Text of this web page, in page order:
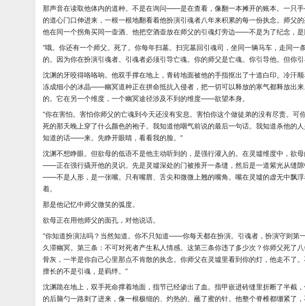
那声音在读取他体内的道种。不是在询问——是在查看，像翻一本摊开的账本。一
的道心门口伸进来，一根一根地翻看着他扮演引魂者八年来积累的每一份执念。师父
他在同一个拐角买同一壶酒、他把空酒壶放在师父的引魂灯旁边——不是为了纪念，是
“哦。你还有一个师父。死了。你每年扫墓。扫完墓回引魂司，坐同一辆马车，走同
的。因为你在扮演引魂者。引魂者必须引导亡魂。你的师父是亡魂。你引导他。但你
沈渊的牙咬得咯咯响。他双手撑在地上，青砖地面被他的手指抠出了十道白印。冷汗
冻成细小的冰晶——幽冥道种正在拼命抵抗入侵者，把一切可以释放的寒气都释放出
的。它在另一个维度，一个幽冥途径涉及不到的维度——欲望本身。
“你在害怕。害怕你师父的亡魂到今天还没有安息。害怕你这个做徒弟的没有尽责。
死的那天晚上穿了什么颜色的袍子。我知道他咽气前说的最后一句话。我知道杀他的
知道的话——来。先睁开眼睛，看看我的脸。”
沈渊不想睁眼。但欲母的低语不是他主动听到的，是强行灌入的。在灵墟维度中，
——正在强行撬开他的灵识。先是灵墟深处的门被推开一条缝，然后是一道紫光从缝
——不是人形，是一张嘴。只有嘴唇、舌尖和微微上翘的嘴角。嘴在灵墟的虚无中飘
着。
那是他记忆中师父微笑的弧度。
欲母正在用他师父的面孔，对他说话。
“你知道扮演法吗？当然知道。你不只知道——你每天都在扮演。引魂者，扮演守则第
久滞幽冥。第三条：不可对死者产生私人情感。这第三条你违了多少次？你师父死了
骨灰，一半是你自己心里那点不肯散的执念。你师父在灵墟里看到你的灯，他走不
擅长的不是引魂，是羁绊。”
沈渊跪在地上，双手死命撑着地面，指节已经渗出了血。指甲嵌进砖缝里折断了半截
的后脑勺一路刺了进来，像一根极细的、灼热的、蘸了蜜的针。他整个脊椎都绷紧